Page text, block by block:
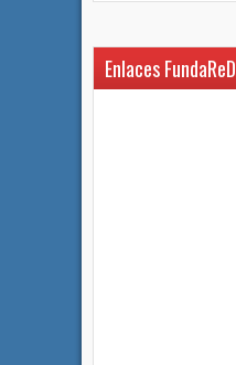
Enlaces FundaReD